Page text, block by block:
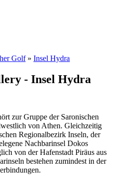
Golf» Insel Hydra
- Insel Hydra
zur Gruppe der Saronischen
von Athen. Gleichzeitig
Regionalbezirk Inseln, der
Nachbarinsel Dokos
von der Hafenstadt Piräus aus
bestehen zumindest in der